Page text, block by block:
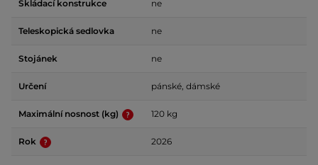
Skládací konstrukce ne
Teleskopická sedlovka ne
Stojánek ne
Určení pánské, dámské
Maximální nosnost (kg) 120 kg
Rok 2026